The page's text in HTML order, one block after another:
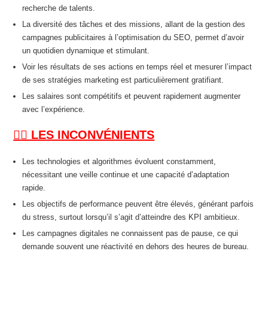
recherche de talents.
La diversité des tâches et des missions, allant de la gestion des
campagnes publicitaires à l’optimisation du SEO, permet d’avoir
un quotidien dynamique et stimulant.
Voir les résultats de ses actions en temps réel et mesurer l’impact
de ses stratégies marketing est particulièrement gratifiant.
Les salaires sont compétitifs et peuvent rapidement augmenter
avec l’expérience.
👎🏽 LES INCONVÉNIENTS
Les technologies et algorithmes évoluent constamment,
nécessitant une veille continue et une capacité d’adaptation
rapide.
Les objectifs de performance peuvent être élevés, générant parfois
du stress, surtout lorsqu’il s’agit d’atteindre des KPI ambitieux.
Les campagnes digitales ne connaissent pas de pause, ce qui
demande souvent une réactivité en dehors des heures de bureau.